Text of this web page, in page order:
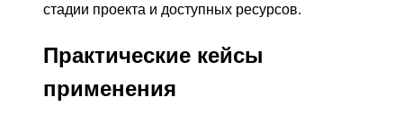
стадии проекта и доступных ресурсов.
Практические кейсы
применения